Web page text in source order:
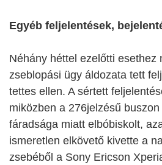
Egyéb feljelentések,
Néhány héttel ezelőtti esethez
zseblopási ügy áldozata tett
tettes ellen. A sértett
miközben a 276jelzésű
fáradsága miatt elbóbiskolt,
ismeretlen elkövető kivette a
zsebéből a Sony Ericson